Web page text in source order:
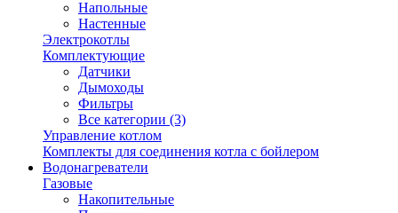
Напольные
Настенные
Электрокотлы
Комплектующие
Датчики
Дымоходы
Фильтры
Все категории (3)
Управление котлом
Комплекты для соединения котла с бойлером
Водонагреватели
Газовые
Накопительные